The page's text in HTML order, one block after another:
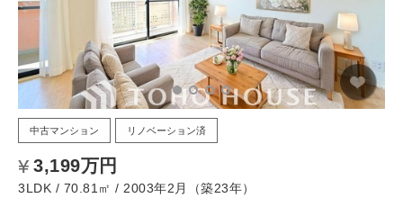
中古マンション リノベーション済
3,199万円
3LDK / 70.81㎡ / 2003年2月（築23年）